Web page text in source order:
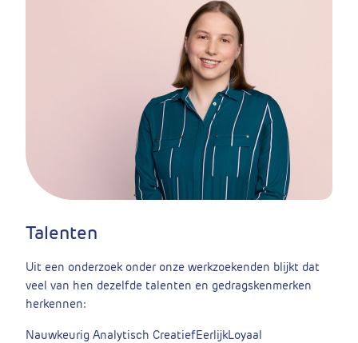
Talenten
Uit een onderzoek onder onze werkzoekenden blijkt dat
veel van hen dezelfde talenten en gedragskenmerken
herkennen:
Nauwkeurig Analytisch CreatiefEerlijkLoyaal